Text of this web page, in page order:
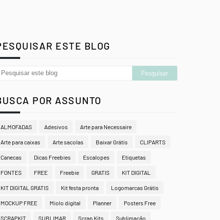
ESTE BLOG
POR ASSUNTO
ALMOFADAS Adesivos Arte para Necessaire
Arte para caixas Arte sacolas Baixar Grátis CLIPARTS
Canecas Dicas Freebies Escalopes Etiquetas
FONTES FREE Freebie GRATIS KIT DIGITAL
KIT DIGITAL GRATIS Kit festa pronta Logomarcas Grátis
MOCKUP FREE Miolo digital Planner Posters Free
SCRAPKIT SUBLIMAR Scrap Kits Sublimação